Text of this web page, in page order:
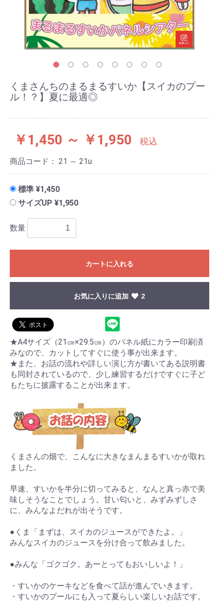
くまさんちのまるまるすいか【スイカのプー
ル！？】夏に最適◎
￥1,450 ～ ￥1,950 税込
商品コード： 21 ～ 21u
標準 ¥1,450
サイズUP ¥1,950
数量
カートに入れる
お気に入りに追加 2
★A4サイズ（21㎝×29.5㎝）のパネル紙にカラー印刷済
みなので、カットしてすぐに使う事が出来ます。
★また、お話の流れや詳しい演じ方が書いてある説明書
も同封されているので、少し練習するだけですぐに子ど
もたちに披露することが出来ます。
くまさんの畑で、こんなに大きなまんまるすいかが取れ
ました。
早速、すいかを半分に切ってみると、なんと真っ赤で美
味しそうなことでしょう。甘い匂いと、みずみずしさ
に、みんなよだれが出そうです。
●くま「まずは、スイカのジュースができたよ。」
みんなスイカのジュースを分け合って飲みました。
●みんな「ゴクゴク。あーとってもおいしいよ！」
・すいかのケーキなどを食べて話が進んでいきます。
・すいかのプールにも入って夏らしい楽しいお話です。